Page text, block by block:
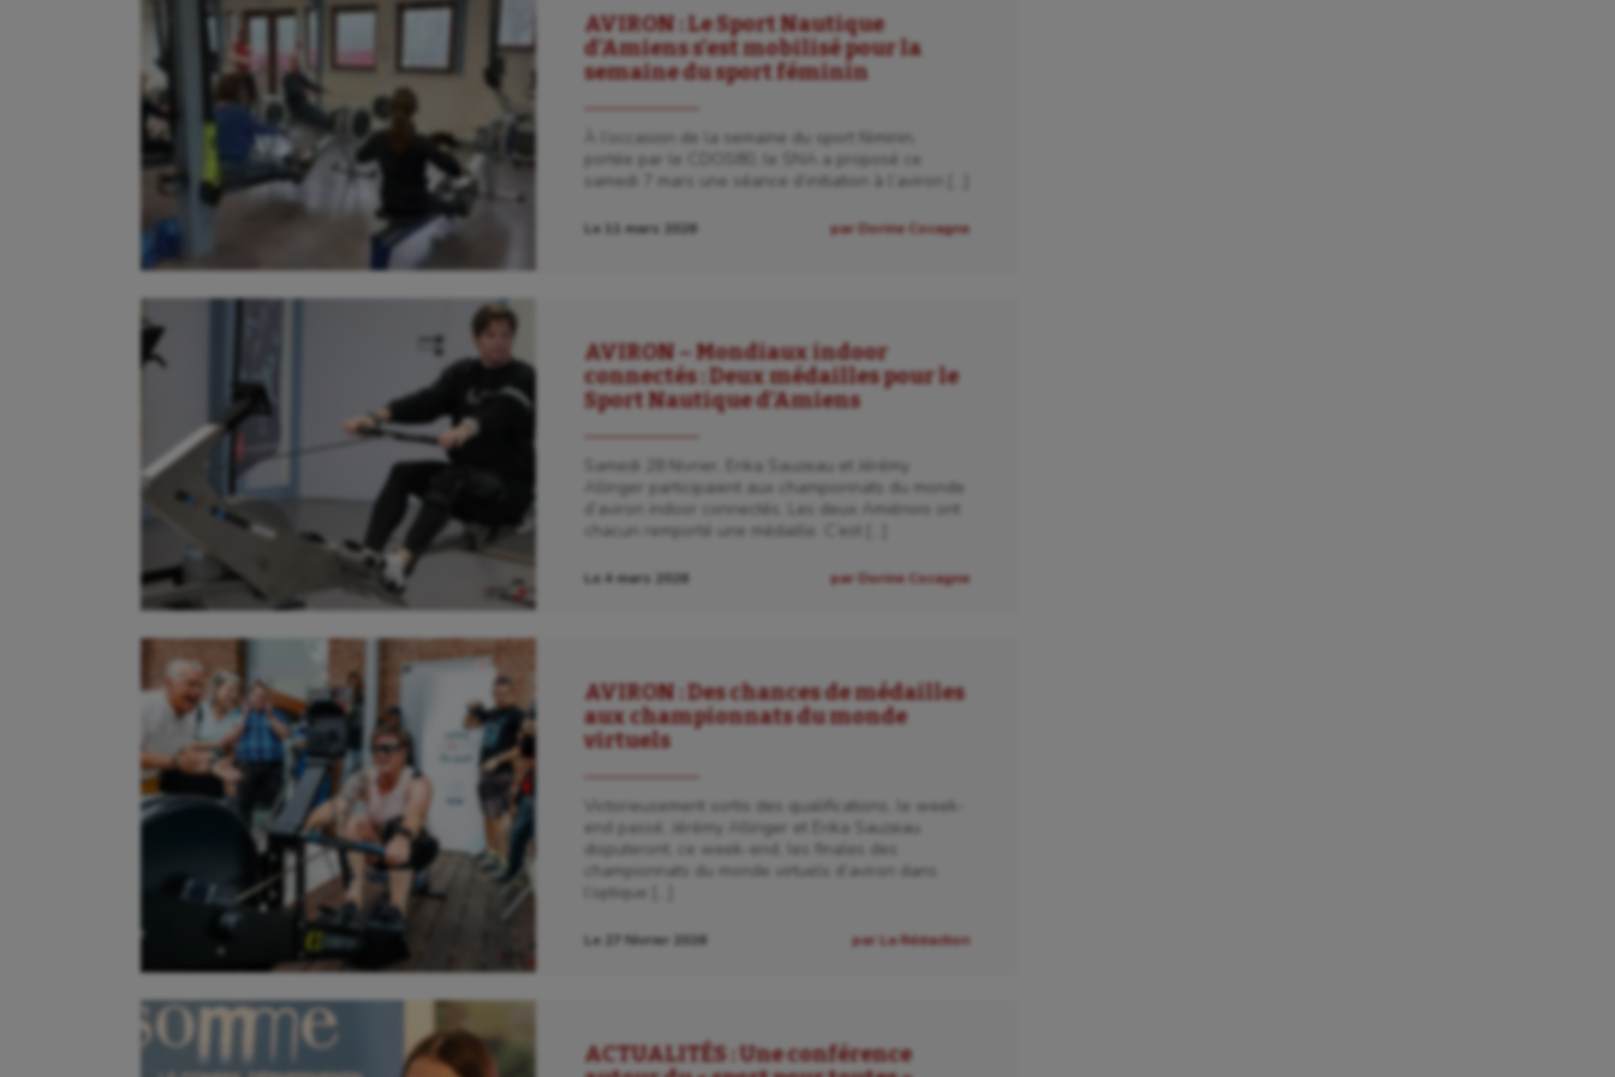
AVIRON : Le Sport Nautique
d’Amiens s’est mobilisé pour la
semaine du sport féminin
À l’occasion de la semaine du sport féminin,
portée par le CDOS80, le SNA a proposé ce
samedi 7 mars une séance d’initiation à l’aviron […]
Le 11 mars 2026 par Dorine Cocagne
AVIRON – Mondiaux indoor
connectés : Deux médailles pour le
Sport Nautique d’Amiens
Samedi 28 février, Erika Sauzeau et Jérémy
Allinger participaient aux championnats du monde
d’aviron indoor connectés. Les deux Amiénois ont
chacun remporté une médaille. C’est […]
Le 4 mars 2026 par Dorine Cocagne
AVIRON : Des chances de médailles
aux championnats du monde
virtuels
Victorieusement sortis des qualifications, le week-
end passé, Jérémy Allinger et Erika Sauzeau
disputeront, ce week-end, les finales des
championnats du monde virtuels d’aviron dans
l’optique […]
Le 27 février 2026 par La Rédaction
ACTUALITÉS : Une conférence